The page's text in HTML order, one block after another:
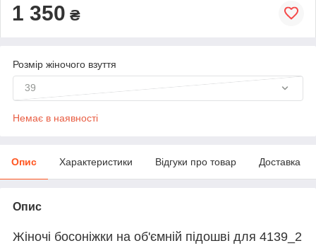
1 350 ₴
Розмір жіночого взуття
39
Немає в наявності
Опис Характеристики Відгуки про товар Доставка
Опис
Жіночі босоніжки на об'ємній підошві для 4139_2